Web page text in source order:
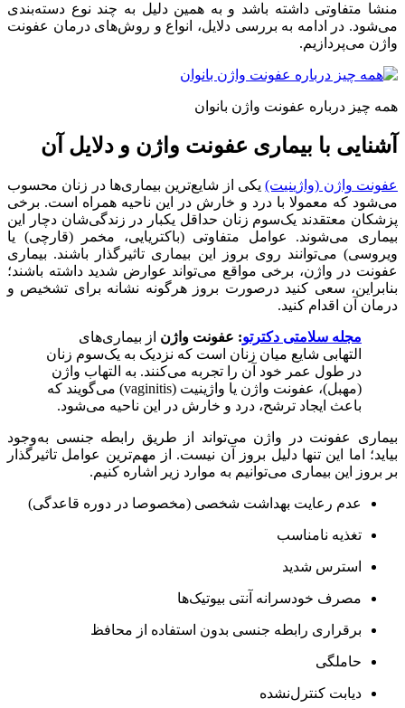
منشا متفاوتی داشته باشد و به همین دلیل به چند نوع دسته‌بندی
می‌شود. در ادامه به بررسی دلایل، انواع و روش‌های درمان عفونت
واژن می‌پردازیم.
همه چیز درباره عفونت واژن بانوان
آشنایی با بیماری عفونت واژن و دلایل آن
عفونت واژن (واژینیت)یکی از شایع‌ترین بیماری‌ها در زنان محسوب
می‌شود که معمولا با درد و خارش در این ناحیه همراه است. برخی
پزشکان معتقدند یک‌سوم زنان حداقل یکبار در زندگی‌شان دچار این
بیماری می‌شوند. عوامل متفاوتی (باکتریایی، مخمر (قارچی) یا
ویروسی) می‌توانند روی بروز این بیماری تاثیرگذار باشند. بیماری
عفونت در واژن، برخی مواقع می‌تواند عوارض شدید داشته باشند؛
بنابراین، سعی کنید درصورت بروز هرگونه نشانه برای تشخیص و
درمان آن اقدام کنید.
مجله سلامتی دکترتو: عفونت واژن از بیماری‌های
التهابی شایع میان زنان است که نزدیک به یک‌سوم زنان
در طول عمر خود آن را تجربه می‌کنند. به التهاب واژن
(مهبل)، عفونت واژن یا واژینیت (vaginitis) می‌گویند که
باعث ایجاد ترشح، درد و خارش در این ناحیه می‌شود.
بیماری عفونت در واژن می‌تواند از طریق رابطه جنسی به‌وجود
بیاید؛ اما این تنها دلیل بروز آن نیست. از مهم‌ترین عوامل تاثیرگذار
بر بروز این بیماری می‌توانیم به موارد زیر اشاره کنیم.
عدم رعایت بهداشت شخصی (مخصوصا در دوره قاعدگی)
تغذیه نامناسب
استرس شدید
مصرف خودسرانه آنتی بیوتیک‌ها
برقراری رابطه جنسی بدون استفاده از محافظ
حاملگی
دیابت کنترل‌نشده